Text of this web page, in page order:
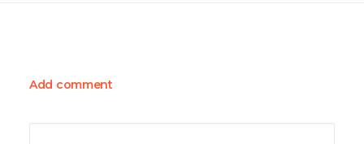
Add comment